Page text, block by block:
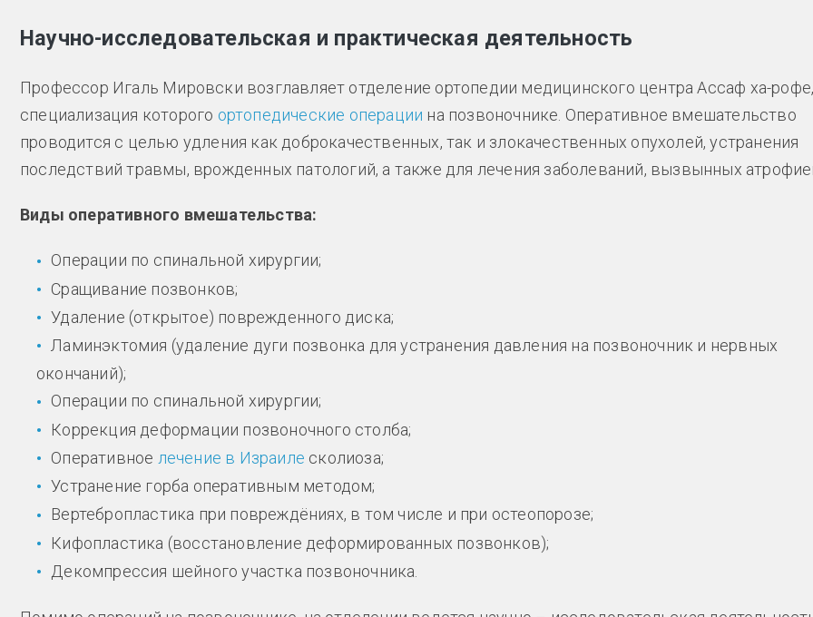
Научно-исследовательская и практическая деятельность
Профессор Игаль Мировски возглавляет отделение ортопедии медицинского центра Ассаф ха-
специализация которого ортопедические операции на позвоночнике. Оперативное вмешательство
проводится с целью удления как доброкачественных, так и злокачественных опухолей, устранения
последствий травмы, врожденных патологий, а также для лечения заболеваний, вызвынных
Виды оперативного вмешательства:
Операции по спинальной хирургии;
Сращивание позвонков;
Удаление (открытое) поврежденного диска;
Ламинэктомия (удаление дуги позвонка для устранения давления на позвоночник и нервных
окончаний);
Операции по спинальной хирургии;
Коррекция деформации позвоночного столба;
Оперативное лечение в Израиле сколиоза;
Устранение горба оперативным методом;
Вертебропластика при повреждёниях, в том числе и при остеопорозе;
Кифопластика (восстановление деформированных позвонков);
Декомпрессия шейного участка позвоночника.